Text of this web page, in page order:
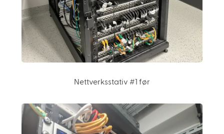
Nettverksstativ #1 før